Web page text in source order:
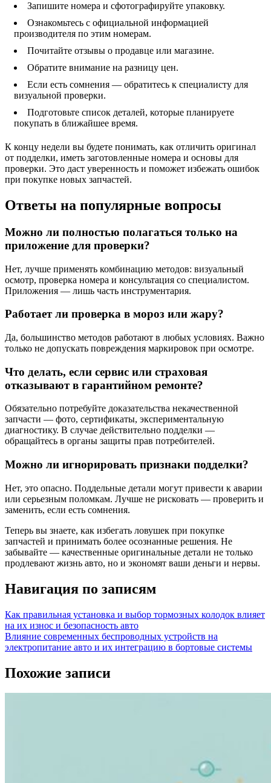
Запишите номера и сфотографируйте упаковку.
Ознакомьтесь с официальной информацией
производителя по этим номерам.
Почитайте отзывы о продавце или магазине.
Обратите внимание на разницу цен.
Если есть сомнения — обратитесь к специалисту для
визуальной проверки.
Подготовьте список деталей, которые планируете
покупать в ближайшее время.
К концу недели вы будете понимать, как отличить оригинал
от подделки, иметь заготовленные номера и основы для
проверки. Это даст уверенность и поможет избежать ошибок
при покупке новых запчастей.
Ответы на популярные вопросы
Можно ли полностью полагаться только на
приложение для проверки?
Нет, лучше применять комбинацию методов: визуальный
осмотр, проверка номера и консультация со специалистом.
Приложения — лишь часть инструментария.
Работает ли проверка в мороз или жару?
Да, большинство методов работают в любых условиях. Важно
только не допускать повреждения маркировок при осмотре.
Что делать, если сервис или страховая
отказывают в гарантийном ремонте?
Обязательно потребуйте доказательства некачественной
запчасти — фото, сертификаты, экспериментальную
диагностику. В случае действительно подделки —
обращайтесь в органы защиты прав потребителей.
Можно ли игнорировать признаки подделки?
Нет, это опасно. Поддельные детали могут привести к аварии
или серьезным поломкам. Лучше не рисковать — проверить и
заменить, если есть сомнения.
Теперь вы знаете, как избегать ловушек при покупке
запчастей и принимать более осознанные решения. Не
забывайте — качественные оригинальные детали не только
продлевают жизнь авто, но и экономят ваши деньги и нервы.
Навигация по записям
Как правильная установка и выбор тормозных колодок влияет
на их износ и безопасность авто
Влияние современных беспроводных устройств на
электропитание авто и их интеграцию в бортовые системы
Похожие записи